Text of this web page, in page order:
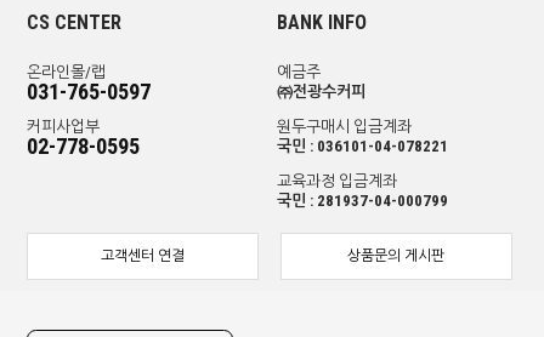
CS CENTER
온라인몰/랩
031-765-0597
커피사업부
02-778-0595
BANK INFO
예금주
㈜전광수커피
원두구매시 입금계좌
국민 : 036101-04-078221
교육과정 입금계좌
국민 : 281937-04-000799
고객센터 연결 상품문의 게시판